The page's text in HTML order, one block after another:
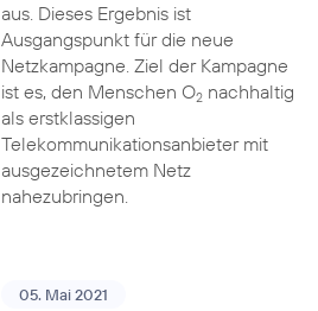
aus. Dieses Ergebnis ist
Ausgangspunkt für die neue
Netzkampagne. Ziel der Kampagne
ist es, den Menschen O2nachhaltig
als erstklassigen
Telekommunikationsanbieter mit
ausgezeichnetem Netz
nahezubringen.
05. Mai 2021